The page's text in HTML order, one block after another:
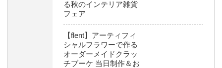
る秋のインテリア雑貨
フェア
【flent】アーティフィ
シャルフラワーで作る
オーダーメイドクラッ
チブーケ 当日制作＆お